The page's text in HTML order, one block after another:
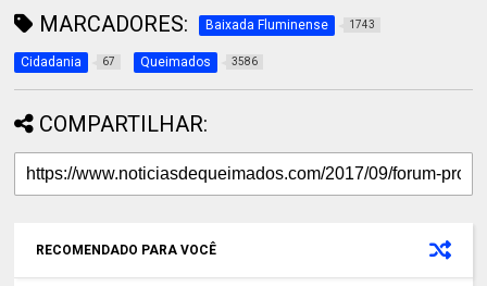
MARCADORES: Baixada Fluminense 1743
Cidadania 67 Queimados 3586
COMPARTILHAR:
RECOMENDADO PARA VOCÊ